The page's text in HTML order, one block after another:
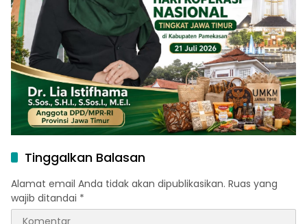
Tinggalkan Balasan
Alamat email Anda tidak akan dipublikasikan. Ruas yang
wajib ditandai *